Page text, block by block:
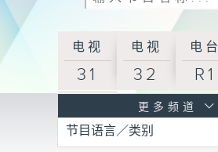
电视
31
电视
32
电台
R1
R3
更多频道
节目语言／类别